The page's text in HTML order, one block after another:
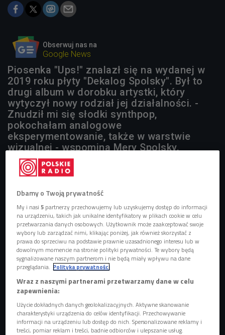
Obserwuj nas na
Google News
Piosenka "Ups!" znalazł się na wydanej w
2019 roku płyty "Dekalog Spolsky". Był to
drugi album w dorobku artystki, który
wytyczył nowy rodział jej działalności. -
Znudził mi się słodki synthpop,
pokochałam analogowe
eksperymentowanie, także w warstwie
wizualnej - wspomina Mery Spolsky.
Mery Spolsky Foto: Martyna Ogonek/Czwórka
Dbamy o Twoją prywatność
My i nasi5 partnerzy przechowujemy lub uzyskujemy dostęp do informacji
na urządzeniu, takich jak unikalne identyfikatory w plikach cookie w celu
przetwarzania danych osobowych. Użytkownik może zaakceptować swoje
wybory lub zarządzać nimi, klikając poniżej, jak również skorzystać z
prawa do sprzeciwu na podstawie prawnie uzasadnionego interesu lub w
dowolnym momencie na stronie polityki prywatności. Te wybory będą
sygnalizowane naszym partnerom i nie będą miały wpływu na dane
przeglądania. Polityka prywatności
Wraz z naszymi partnerami przetwarzamy dane w celu
zapewnienia:
Użycie dokładnych danych geolokalizacyjnych. Aktywne skanowanie
charakterystyki urządzenia do celów identyfikacji. Przechowywanie
informacji na urządzeniu lub dostęp do nich. Spersonalizowane reklamy i
treści, pomiar reklam i treści, badnie odbiorców i ulepszanie usług.